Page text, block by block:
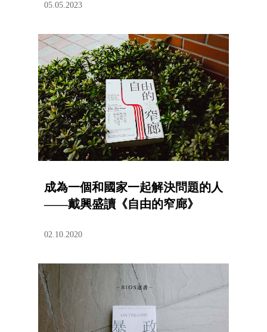
05.05.2023
成為一個和國家一起解決問題的人
——戴興盛讀《自由的窄廊》
02.10.2020